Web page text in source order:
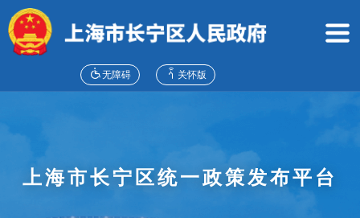
障
碍
说
无障碍 关怀版
上海市长宁区统一政策发布平台